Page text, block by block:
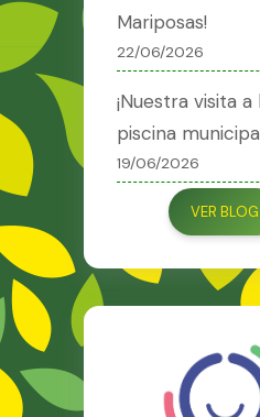
Mariposas!
22/06/2026
¡Nuestra visita a
piscina
19/06/2026
VER BLOG